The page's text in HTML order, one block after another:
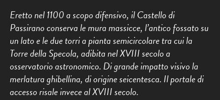
Eretto nel 1100 a scopo difensivo, il Castello di
Passirano conserva le mura massicce, l’antico fossato su
un lato e le due torri a pianta semicircolare tra cui la
Torre della Specola, adibita nel XVIII secolo a
osservatorio astronomico. Di grande impatto visivo la
merlatura ghibellina, di origine seicentesca. Il portale di
accesso risale invece al XVIII secolo.